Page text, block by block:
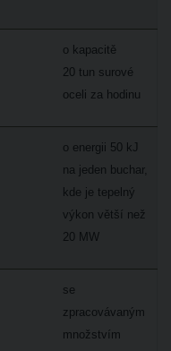
o kapacitě
20 tun surové
oceli za hodinu
o energii 50 kJ
na jeden buchar,
kde je tepelný
výkon větší než
20 MW
se
zpracovávaným
množstvím